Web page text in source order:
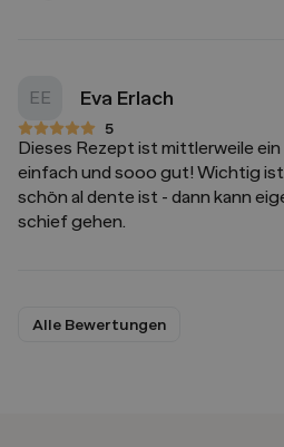
EE Eva Erlach
5
5 von 5 Sternen
Dieses Rezept ist mittlerweile ein
einfach und sooo gut! Wichtig ist
schön al dente ist - dann kann
schief gehen.
Alle Bewertungen